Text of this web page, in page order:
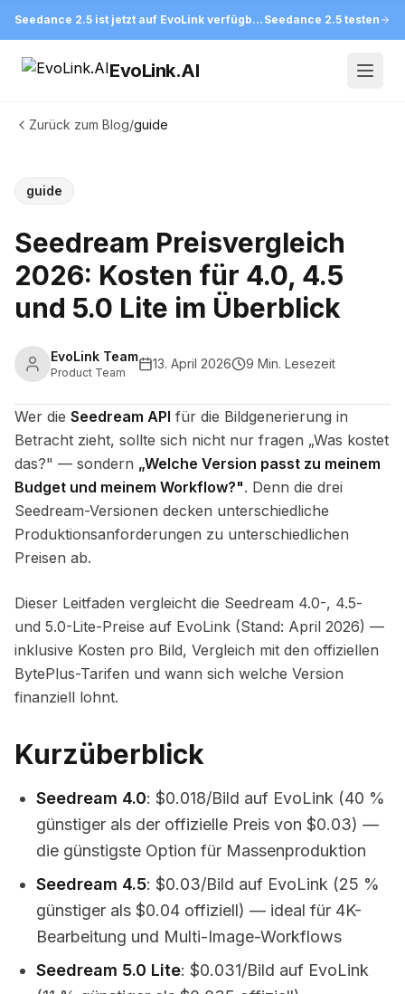
Seedance 2.5 ist jetzt auf EvoLink verfügbar Seedance 2.5 testen
EvoLink.AI
Zurück zum Blog/guide
guide
Seedream Preisvergleich
2026: Kosten für 4.0, 4.5
und 5.0 Lite im Überblick
EvoLink Team
Product Team
13. April 2026 9 Min. Lesezeit
Wer die Seedream API für die Bildgenerierung in
Betracht zieht, sollte sich nicht nur fragen „Was kostet
das?" — sondern „Welche Version passt zu meinem
Budget und meinem Workflow?". Denn die drei
Seedream-Versionen decken unterschiedliche
Produktionsanforderungen zu unterschiedlichen
Preisen ab.
Dieser Leitfaden vergleicht die Seedream 4.0-, 4.5-
und 5.0-Lite-Preise auf EvoLink (Stand: April 2026) —
inklusive Kosten pro Bild, Vergleich mit den offiziellen
BytePlus-Tarifen und wann sich welche Version
finanziell lohnt.
Kurzüberblick
Seedream 4.0: $0.018/Bild auf EvoLink (40 %
günstiger als der offizielle Preis von $0.03) —
die günstigste Option für Massenproduktion
Seedream 4.5: $0.03/Bild auf EvoLink (25 %
günstiger als $0.04 offiziell) — ideal für 4K-
Bearbeitung und Multi-Image-Workflows
Seedream 5.0 Lite: $0.031/Bild auf EvoLink